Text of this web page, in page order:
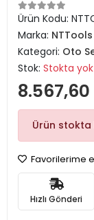
Ürün Kodu:
Marka: NTTools
Kategori: Oto
Stok: Stokta yok
8.567,60
Ürün
Favorilerime
Hızlı Gönderi